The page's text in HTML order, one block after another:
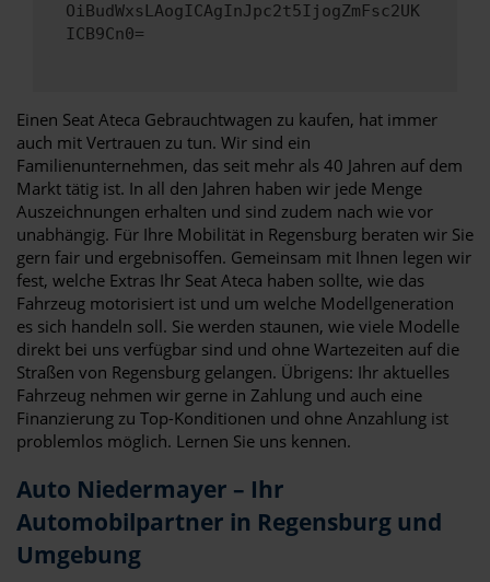
OiBudWxsLAogICAgInJpc2t5IjogZmFsc2UK
ICB9Cn0=
Einen Seat Ateca Gebrauchtwagen zu kaufen, hat immer
auch mit Vertrauen zu tun. Wir sind ein
Familienunternehmen, das seit mehr als 40 Jahren auf dem
Markt tätig ist. In all den Jahren haben wir jede Menge
Auszeichnungen erhalten und sind zudem nach wie vor
unabhängig. Für Ihre Mobilität in Regensburg beraten wir Sie
gern fair und ergebnisoffen. Gemeinsam mit Ihnen legen wir
fest, welche Extras Ihr Seat Ateca haben sollte, wie das
Fahrzeug motorisiert ist und um welche Modellgeneration
es sich handeln soll. Sie werden staunen, wie viele Modelle
direkt bei uns verfügbar sind und ohne Wartezeiten auf die
Straßen von Regensburg gelangen. Übrigens: Ihr aktuelles
Fahrzeug nehmen wir gerne in Zahlung und auch eine
Finanzierung zu Top-Konditionen und ohne Anzahlung ist
problemlos möglich. Lernen Sie uns kennen.
Auto Niedermayer – Ihr
Automobilpartner in Regensburg und
Umgebung